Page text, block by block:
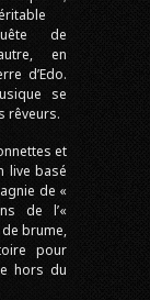
de
en
d’Edo.
se
rêveurs.
et
live basé
de «
de l’«
brume,
pour
hors du